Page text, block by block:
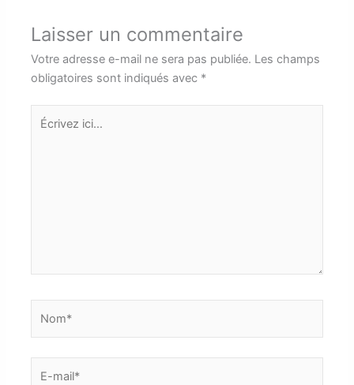
Laisser un commentaire
Votre adresse e-mail ne sera pas publiée. Les champs
obligatoires sont indiqués avec *
ici…